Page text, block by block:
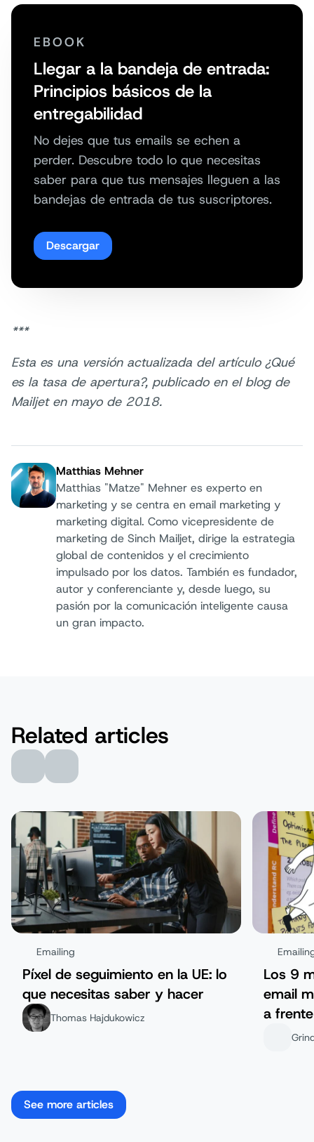
EBOOK
Llegar a la bandeja de entrada:
Principios básicos de la
entregabilidad
No dejes que tus emails se echen a
perder. Descubre todo lo que necesitas
saber para que tus mensajes lleguen a las
bandejas de entrada de tus suscriptores.
Descargar
***
Esta es una versión actualizada del artículo ¿Qué
es la tasa de apertura?, publicado en el blog de
Mailjet en mayo de 2018.
Autor:
Matthias Mehner
Matthias "Matze" Mehner es experto en
marketing y se centra en email marketing y
marketing digital. Como vicepresidente de
marketing de Sinch Mailjet, dirige la estrategia
global de contenidos y el crecimiento
impulsado por los datos. También es fundador,
autor y conferenciante y, desde luego, su
pasión por la comunicación inteligente causa
un gran impacto.
Related articles
Emailing
Píxel de seguimiento en la UE: lo
que necesitas saber y hacer
Thomas Hajdukowicz
Los 9
email
a frente
See more articles